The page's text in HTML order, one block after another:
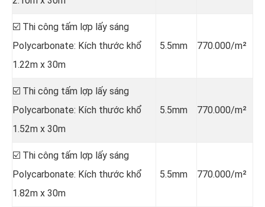
☑️ Thi công tấm lợp lấy sáng
Polycarbonate: Kích thước khổ
1.22m x 30m
5.5mm 770.000/m²
☑️ Thi công tấm lợp lấy sáng
Polycarbonate: Kích thước khổ
1.52m x 30m
5.5mm 770.000/m²
☑️ Thi công tấm lợp lấy sáng
Polycarbonate: Kích thước khổ
1.82m x 30m
5.5mm 770.000/m²